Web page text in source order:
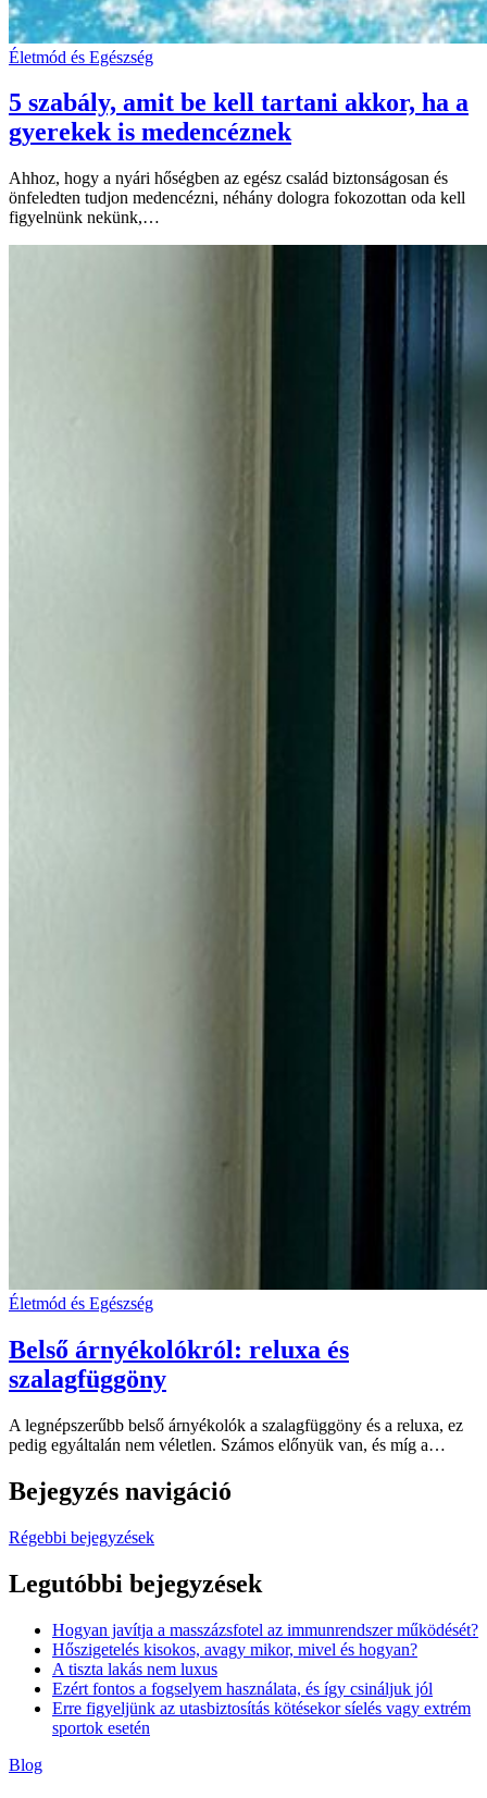
Életmód és Egészség
5 szabály, amit be kell tartani akkor, ha a
gyerekek is medencéznek
Ahhoz, hogy a nyári hőségben az egész család biztonságosan és
önfeledten tudjon medencézni, néhány dologra fokozottan oda kell
figyelnünk nekünk,…
Életmód és Egészség
Belső árnyékolókról: reluxa és
szalagfüggöny
A legnépszerűbb belső árnyékolók a szalagfüggöny és a reluxa, ez
pedig egyáltalán nem véletlen. Számos előnyük van, és míg a…
Bejegyzés navigáció
Régebbi bejegyzések
Legutóbbi bejegyzések
Hogyan javítja a masszázsfotel az immunrendszer működését?
Hőszigetelés kisokos, avagy mikor, mivel és hogyan?
A tiszta lakás nem luxus
Ezért fontos a fogselyem használata, és így csináljuk jól
Erre figyeljünk az utasbiztosítás kötésekor síelés vagy extrém
sportok esetén
Blog